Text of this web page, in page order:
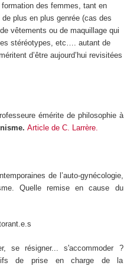
des femmes, tant en
plus en plus genrée (cas des
vêtements ou de maquillage qui
stéréotypes, etc…. autant de
d’être aujourd’hui revisitées
émérite de philosophie à
Article de C. Larrère.
de l’auto-gynécologie,
Quelle remise en cause du
se résigner... s'accommoder ?
de prise en charge de la